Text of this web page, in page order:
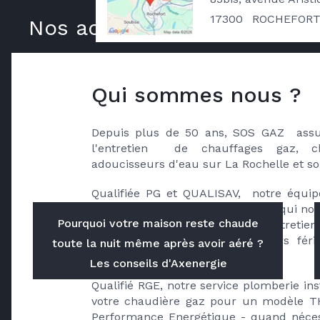
Localisé à Rochefort, nous couvrons
agence de La Rochelle prend le relais.
Qui sommes nous ?
Depuis plus de 50 ans, SOS GAZ
l'entretien  de chauffages gaz,
adoucisseurs d'eau sur La Rochelle et
Qualifiée PG et QUALISAV,  notre
est formée très régulièrement ce qui
proposer un contrat d’
permanence  week-ends et jours
chauffe, selon option.
Qualifié RGE, notre service plomberie
votre chaudière gaz pour un modèle
Performance Energétique - quand
17300
ROCHEFORT
Nos actualités
Pourquoi votre maison reste chaude
toute la nuit même après avoir aéré ?
Les conseils d'Axenergie